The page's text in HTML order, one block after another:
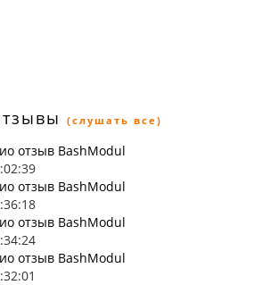
(слушать все)
отзыв BashModul
отзыв BashModul
отзыв BashModul
отзыв BashModul